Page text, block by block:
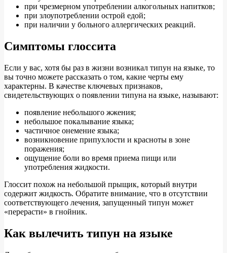
при чрезмерном употреблении алкогольных напитков;
при злоупотреблении острой едой;
при наличии у больного аллергических реакций.
Симптомы глоссита
Если у вас, хотя бы раз в жизни возникал типун на языке, то
вы точно можете рассказать о том, какие черты ему
характерны. В качестве ключевых признаков,
свидетельствующих о появлении типуна на языке, называют:
появление небольшого жжения;
небольшое покалывание языка;
частичное онемение языка;
возникновение припухлости и красноты в зоне
поражения;
ощущение боли во время приема пищи или
употребления жидкости.
Глоссит похож на небольшой прыщик, который внутри
содержит жидкость. Обратите внимание, что в отсутствии
соответствующего лечения, запущенный типун может
«перерасти» в гнойник.
Как вылечить типун на языке